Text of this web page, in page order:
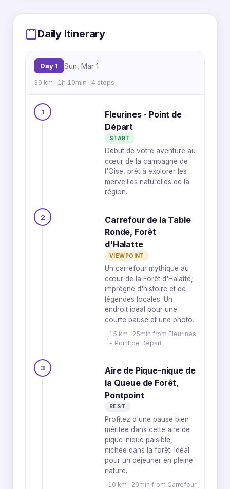
Daily Itinerary
Day 1 Sun, Mar 1
39 km · 1h 10min · 4 stops
1
Fleurines - Point de
Départ
START
Début de votre aventure au
cœur de la campagne de
l'Oise, prêt à explorer les
merveilles naturelles de la
région.
2
Carrefour de la Table
Ronde, Forêt
d'Halatte
VIEWPOINT
Un carrefour mythique au
cœur de la Forêt d'Halatte,
imprégné d'histoire et de
légendes locales. Un
endroit idéal pour une
courte pause et une photo.
15 km · 25min from Fleurines
- Point de Départ
3
Aire de Pique-nique de
la Queue de Forêt,
Pontpoint
REST
Profitez d'une pause bien
méritée dans cette aire de
pique-nique paisible,
nichée dans la forêt. Idéal
pour un déjeuner en pleine
nature.
10 km · 20min from Carrefour